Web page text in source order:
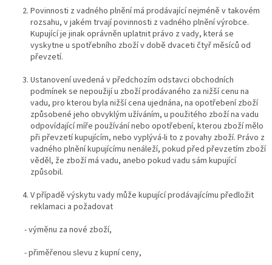
Povinnosti z vadného plnění má prodávající nejméně v takovém
rozsahu, v jakém trvají povinnosti z vadného plnění výrobce.
Kupující je jinak oprávněn uplatnit právo z vady, která se
vyskytne u spotřebního zboží v době dvaceti čtyř měsíců od
převzetí.
Ustanovení uvedená v předchozím odstavci obchodních
podmínek se nepoužijí u zboží prodávaného za nižší cenu na
vadu, pro kterou byla nižší cena ujednána, na opotřebení zboží
způsobené jeho obvyklým užíváním, u použitého zboží na vadu
odpovídající míře používání nebo opotřebení, kterou zboží mělo
při převzetí kupujícím, nebo vyplývá-li to z povahy zboží. Právo z
vadného plnění kupujícímu nenáleží, pokud před převzetím zboží
věděl, že zboží má vadu, anebo pokud vadu sám kupující
způsobil.
V případě výskytu vady může kupující prodávajícímu předložit
reklamaci a požadovat
- výměnu za nové zboží,
- přiměřenou slevu z kupní ceny,